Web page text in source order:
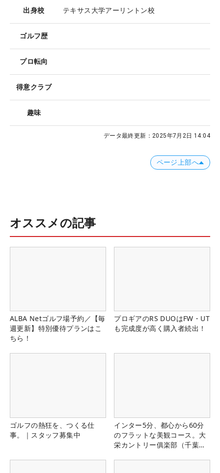
出身校 テキサス大学アーリントン校
ゴルフ歴
プロ転向
得意クラブ
趣味
データ最終更新： 2025年7月2日 14:04
ページ上部へ
オススメの記事
ALBA Netゴルフ場予約／【毎
週更新】特別優待プランはこ
ちら！
プロギアのRS DUOはFW・UT
も完成度が高く購入者続出！
ゴルフの熱狂を、つくる仕
事。｜スタッフ募集中
インター5分、都心から60分
のフラットな美観コース。大
栄カントリー俱楽部（千葉